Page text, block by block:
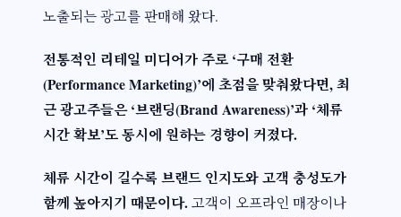
노출되는 광고를 판매해 왔다.
전통적인 리테일 미디어가 주로 ‘구매 전환
(Performance Marketing)’에 초점을 맞춰왔다면, 최
근 광고주들은 ‘브랜딩(Brand Awareness)’과 ‘체류
시간 확보’도 동시에 원하는 경향이 커졌다.
체류 시간이 길수록 브랜드 인지도와 고객 충성도가
함께 높아지기 때문이다. 고객이 오프라인 매장이나